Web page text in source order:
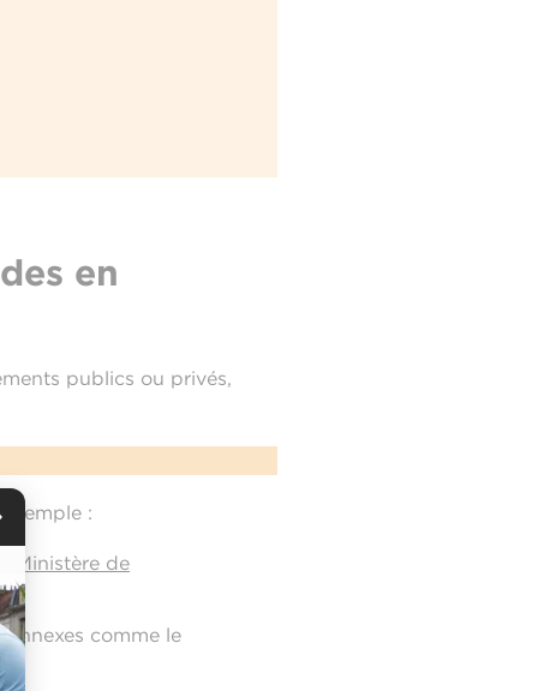
en
publics ou privés,
:
Ministère de
comme le